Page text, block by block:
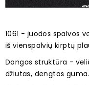
1061 - juodos spalvos
iš vienspalvių kirptų
Dangos struktūra -
džiutas, dengtas guma.